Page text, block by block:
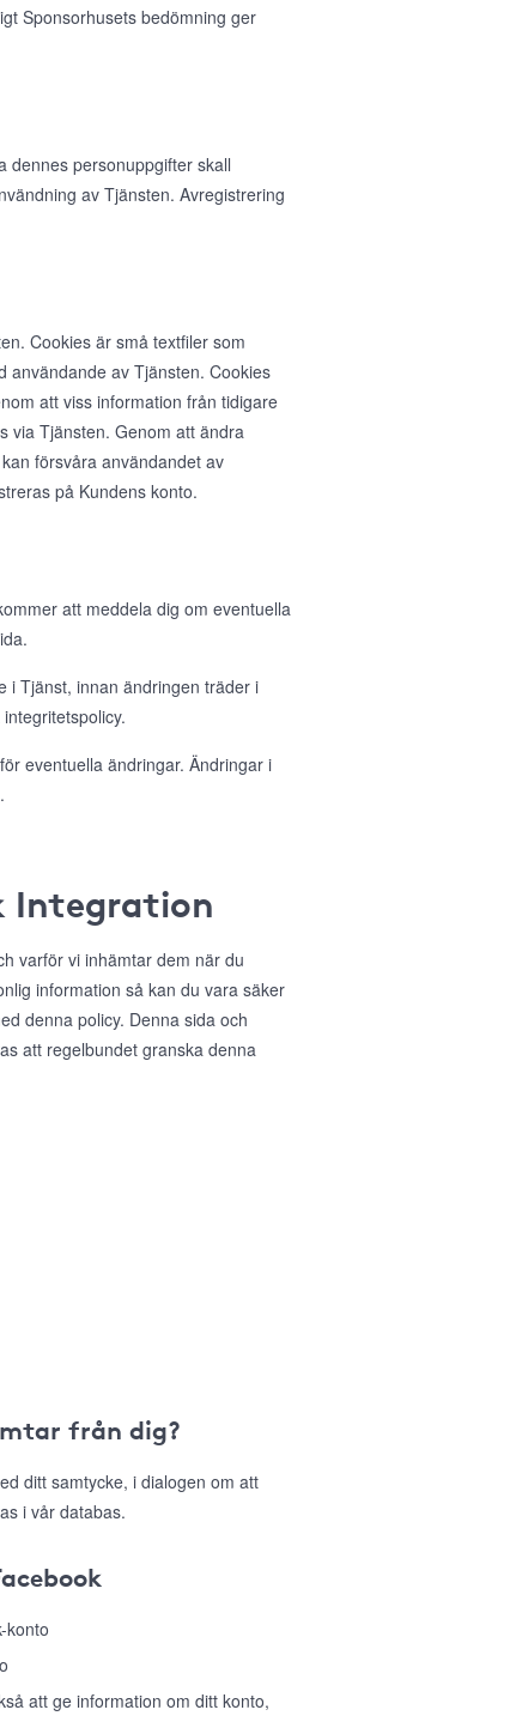
Sponsorhusets bedömning ger
dennes personuppgifter skall
av Tjänsten. Avregistrering
Cookies är små textfiler som
användande av Tjänsten. Cookies
att viss information från tidigare
via Tjänsten. Genom att ändra
försvåra användandet av
på Kundens konto.
att meddela dig om eventuella
i Tjänst, innan ändringen träder i
eventuella ändringar. Ändringar i
Integration
varför vi inhämtar dem när du
information så kan du vara säker
denna policy. Denna sida och
att regelbundet granska denna
från dig?
ditt samtycke, i dialogen om att
i vår databas.
konto
att ge information om ditt konto,